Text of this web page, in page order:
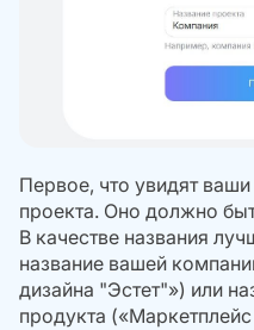
Первое, что увидят
проекта. Оно должно
В качестве названия
название вашей
дизайна "Эстет"») или
продукта